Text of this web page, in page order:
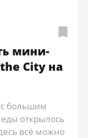
мини-
City на
большим
открылось
всё можно